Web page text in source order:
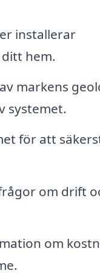
installerar
hem.
markens
systemet.
för att
om drift
om